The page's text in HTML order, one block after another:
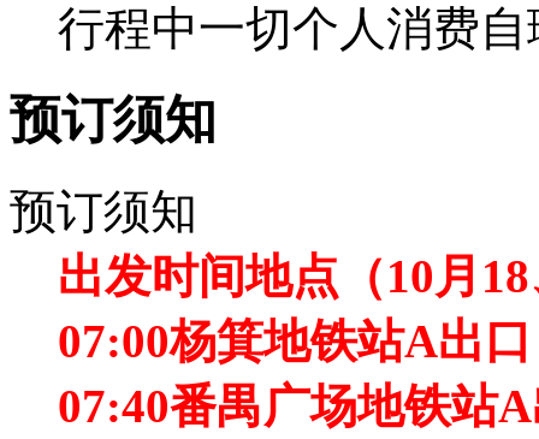
行程中一切个人消费自
预订须知
预订须知
出发时间地点（10月
07:00杨箕地铁站A出口
07:40番禺广场地铁站